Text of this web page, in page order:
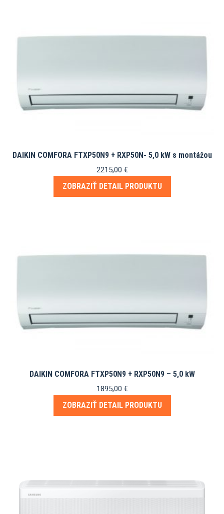
DAIKIN COMFORA FTXP50N9 + RXP50N- 5,0 kW s montážou
2215,00 €
ZOBRAZIŤ DETAIL PRODUKTU
DAIKIN COMFORA FTXP50N9 + RXP50N9 – 5,0 kW
1895,00 €
ZOBRAZIŤ DETAIL PRODUKTU